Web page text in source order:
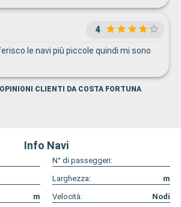
4
le navi più piccole quindi mi sono
CLIENTI DA COSTA FORTUNA
Info Navi
N° di passeggeri:
Larghezza:
m
m Velocità: Nodi